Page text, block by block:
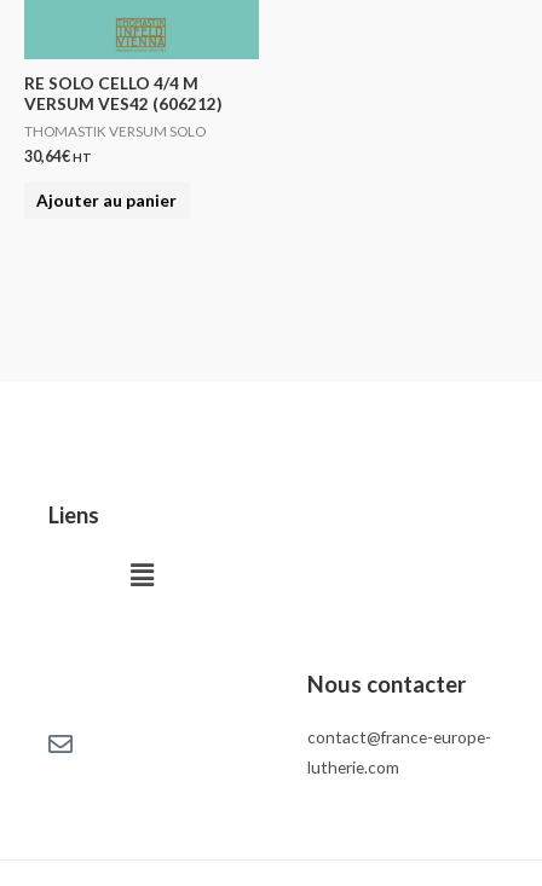
RE SOLO CELLO 4/4 M
VERSUM VES42 (606212)
THOMASTIK VERSUM SOLO
30,64€HT
Ajouter au panier
Liens
Menu
Nous contacter
contact@france-europe-
lutherie.com